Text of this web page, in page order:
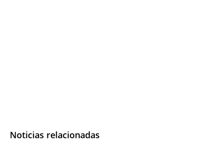
Noticias relacionadas